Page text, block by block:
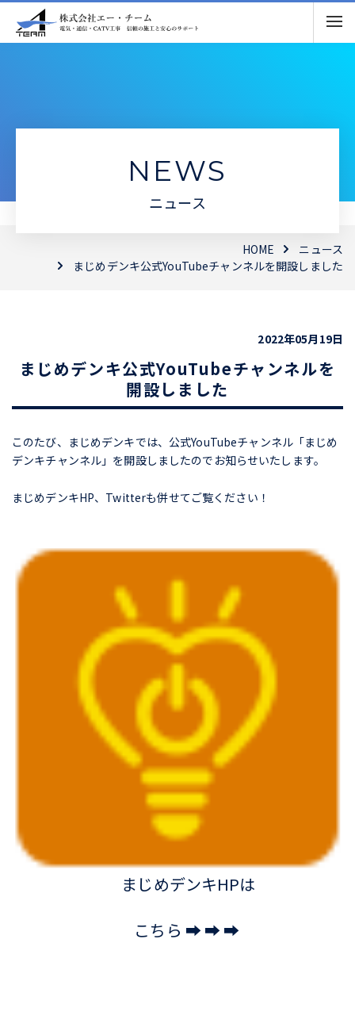
NEWS
ニュース
HOME
ニュース
まじめデンキ公式YouTubeチャンネルを開設しました
2022年05月19日
まじめデンキ公式YouTubeチャンネルを
開設しました
このたび、まじめデンキでは、公式YouTubeチャンネル「まじめ
デンキチャンネル」を開設しましたのでお知らせいたします。
まじめデンキHP、Twitterも併せてご覧ください！
まじめデンキHPは
こちら ➡ ➡ ➡